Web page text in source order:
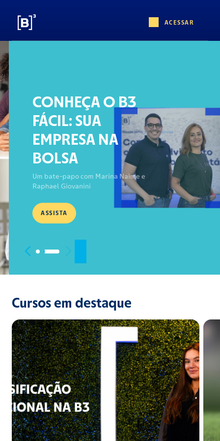
ACESSAR
CONHEÇA O B3
FÁCIL: SUA
EMPRESA NA
BOLSA
Um bate-papo com Marina Naime e
Raphael Giovanini
ASSISTA
Cursos em destaque